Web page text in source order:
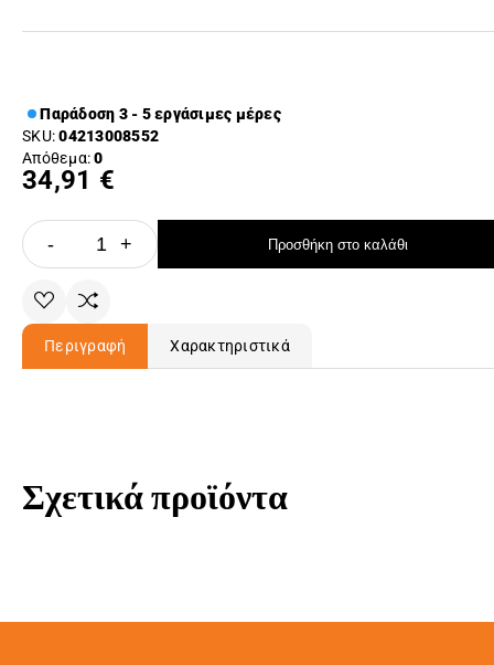
Παράδοση 3 - 5 εργάσιμες μέρες
SKU:04213008552
Απόθεμα:0
34,91 €
- + Προσθήκη στο καλάθι
Περιγραφή Χαρακτηριστικά
Σχετικά προϊόντα